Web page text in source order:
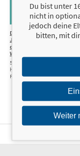
15,00 €
Das erste
Jahr mit
deinem Welpen – dein
Wochenkalender
52 Wochen voller Know-
how, Tipps und
Freizeitspaß
Du bist unter
nicht in
jedoch deine
bitten, mit
Weiter